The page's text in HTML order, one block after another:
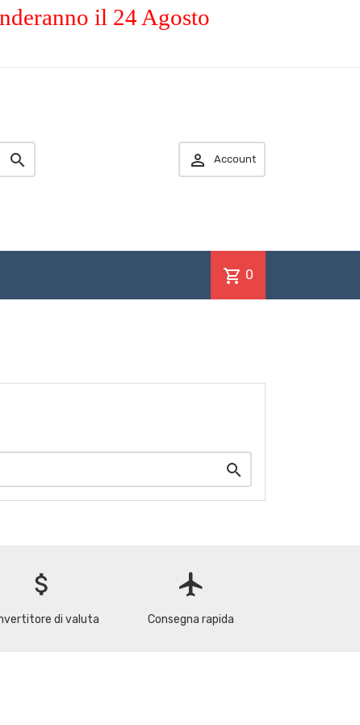
il 24 Agosto
  Account
shopping_cart 0

attach_money
di valuta
flight
Consegna rapida